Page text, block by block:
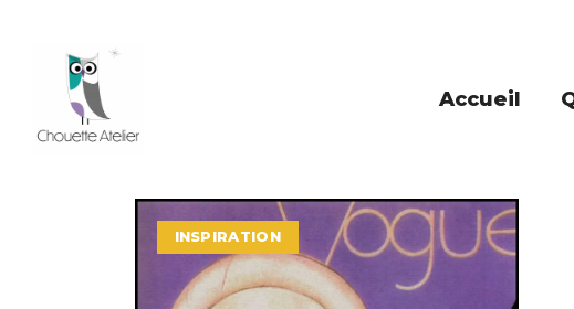
Accueil
INSPIRATION